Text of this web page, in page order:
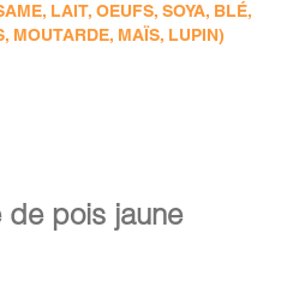
LAIT, OEUFS, SOYA, BLÉ,
MOUTARDE, MAÏS, LUPIN)
de pois jaune